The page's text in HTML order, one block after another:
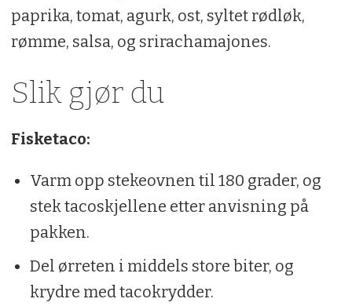
Hjemmelaget tacokrydder:
2 ss chilipulver
1 ss paprikapulver
1 ss hvitløkspulver
0,5 ts pepper
1 ts salt
Hjemmelaget guacamole:
paprika, tomat, agurk, ost, syltet rødløk,
rømme, salsa, og srirachamajones.
Slik gjør du
Fisketaco:
Varm opp stekeovnen til 180 grader, og
stek tacoskjellene etter anvisning på
pakken.
Del ørreten i middels store biter, og
krydre med tacokrydder.